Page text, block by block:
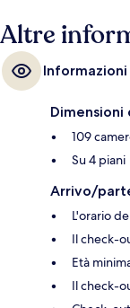
Altre
109
Su 4 piani
Arrivo/
L'orario
Il check-
Età
Il check-